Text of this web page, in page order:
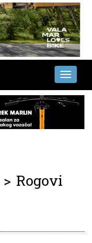
Toggle
> Rogovi